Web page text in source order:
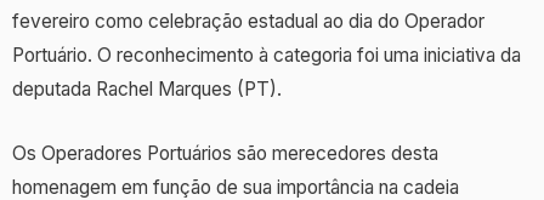
fevereiro como celebração estadual ao dia do Operador
Portuário. O reconhecimento à categoria foi uma iniciativa da
deputada Rachel Marques (PT).
Os Operadores Portuários são merecedores desta
homenagem em função de sua importância na cadeia